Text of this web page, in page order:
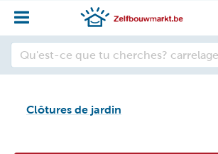
Clôtures de jardin